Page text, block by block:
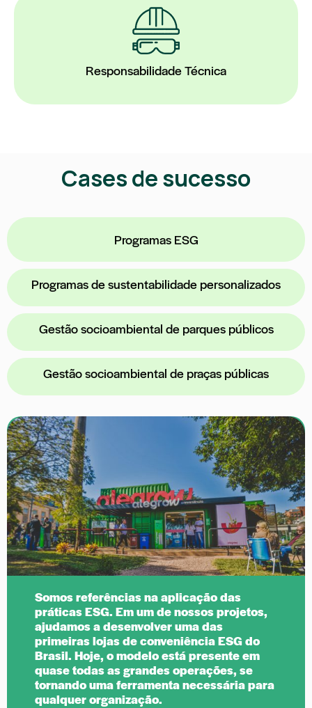
Responsabilidade Técnica
Cases de sucesso
Programas ESG
Programas de sustentabilidade personalizados
Gestão socioambiental de parques públicos
Gestão socioambiental de praças públicas
Somos referências na aplicação das
práticas ESG. Em um de nossos projetos,
ajudamos a desenvolver uma das
primeiras lojas de conveniência ESG do
Brasil. Hoje, o modelo está presente em
quase todas as grandes operações, se
tornando uma ferramenta necessária para
qualquer organização.